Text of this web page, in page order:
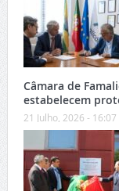
Câmara de
estabelecem
21 Julho, 2026 - 16:07